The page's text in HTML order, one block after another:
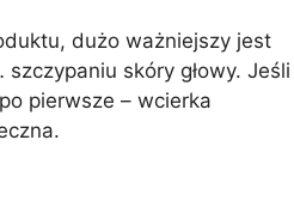
dużo ważniejszy jest
skóry głowy. Jeśli
pierwsze – wcierka